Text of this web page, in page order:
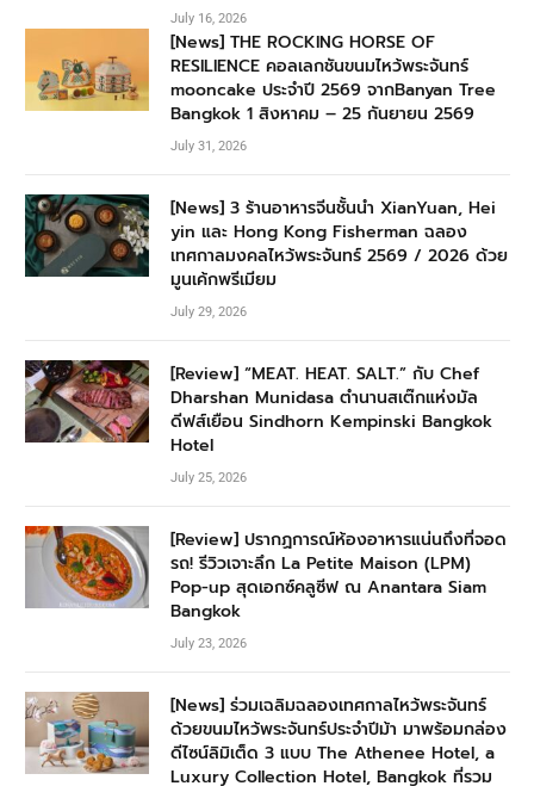
July 16, 2026
[News] THE ROCKING HORSE OF
RESILIENCE คอลเลกชันขนมไหว้พระจันทร์
mooncake ประจำปี 2569 จากBanyan Tree
Bangkok 1 สิงหาคม – 25 กันยายน 2569
July 31, 2026
[News] 3 ร้านอาหารจีนชั้นนำ XianYuan, Hei
yin และ Hong Kong Fisherman ฉลอง
เทศกาลมงคลไหว้พระจันทร์ 2569 / 2026 ด้วย
มูนเค้กพรีเมียม
July 29, 2026
[Review] “MEAT. HEAT. SALT.” กับ Chef
Dharshan Munidasa ตำนานสเต๊กแห่งมัล
ดีฟส์เยือน Sindhorn Kempinski Bangkok
Hotel
July 25, 2026
[Review] ปรากฏการณ์ห้องอาหารแน่นถึงที่จอด
รถ! รีวิวเจาะลึก La Petite Maison (LPM)
Pop-up สุดเอกซ์คลูซีฟ ณ Anantara Siam
Bangkok
July 23, 2026
[News] ร่วมเฉลิมฉลองเทศกาลไหว้พระจันทร์
ด้วยขนมไหว้พระจันทร์ประจำปีม้า มาพร้อมกล่อง
ดีไซน์ลิมิเต็ด 3 แบบ The Athenee Hotel, a
Luxury Collection Hotel, Bangkok ที่รวม